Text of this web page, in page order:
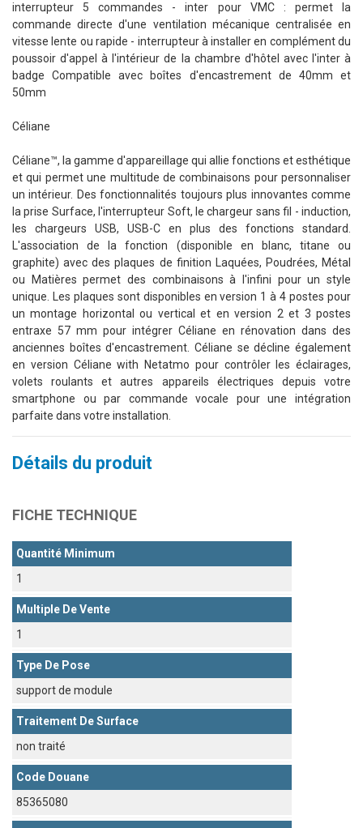
interrupteur 5 commandes - inter pour VMC : permet la
commande directe d'une ventilation mécanique centralisée en
vitesse lente ou rapide - interrupteur à installer en complément du
poussoir d'appel à l'intérieur de la chambre d'hôtel avec l'inter à
badge Compatible avec boîtes d'encastrement de 40mm et
50mm
Céliane
Céliane™, la gamme d'appareillage qui allie fonctions et esthétique
et qui permet une multitude de combinaisons pour personnaliser
un intérieur. Des fonctionnalités toujours plus innovantes comme
la prise Surface, l'interrupteur Soft, le chargeur sans fil - induction,
les chargeurs USB, USB-C en plus des fonctions standard.
L'association de la fonction (disponible en blanc, titane ou
graphite) avec des plaques de finition Laquées, Poudrées, Métal
ou Matières permet des combinaisons à l'infini pour un style
unique. Les plaques sont disponibles en version 1 à 4 postes pour
un montage horizontal ou vertical et en version 2 et 3 postes
entraxe 57 mm pour intégrer Céliane en rénovation dans des
anciennes boîtes d'encastrement. Céliane se décline également
en version Céliane with Netatmo pour contrôler les éclairages,
volets roulants et autres appareils électriques depuis votre
smartphone ou par commande vocale pour une intégration
parfaite dans votre installation.
Détails du produit
FICHE TECHNIQUE
Quantité Minimum
1
Multiple De Vente
1
Type De Pose
support de module
Traitement De Surface
non traité
Code Douane
85365080